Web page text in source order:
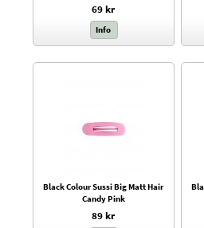
69 kr
Info
Black Colour Sussi Big Matt Hair
Candy Pink
89 kr